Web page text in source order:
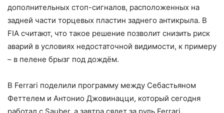
дополнительных стоп-сигналов, расположенных на
задней части торцевых пластин заднего антикрыла. В
FIA считают, что такое решение позволит снизить риск
аварий в условиях недостаточной видимости, к примеру
– в пелене брызг под дождём.
В Ferrari поделили программу между Себастьяном
Феттелем и Антонио Джовинацци, который сегодня